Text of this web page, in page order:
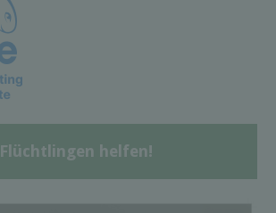
Flüchtlingen helfen!